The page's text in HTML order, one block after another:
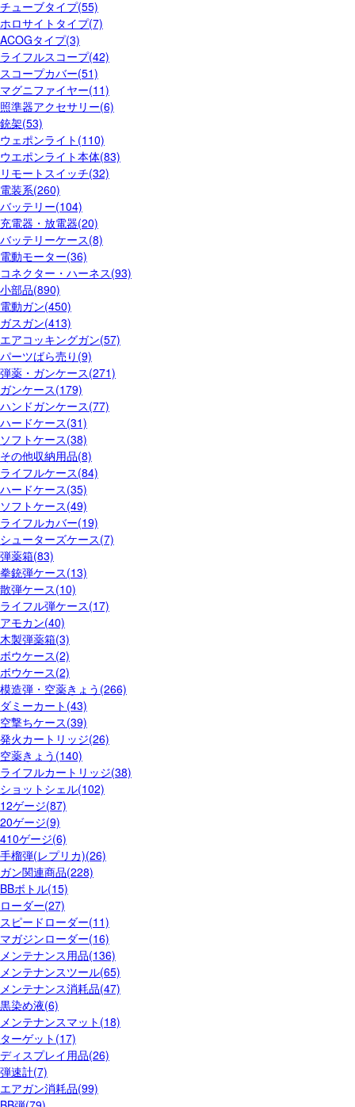
チューブタイプ(55)
ホロサイトタイプ(7)
ACOGタイプ(3)
ライフルスコープ(42)
スコープカバー(51)
マグニファイヤー(11)
照準器アクセサリー(6)
銃架(53)
ウェポンライト(110)
ウエポンライト本体(83)
リモートスイッチ(32)
電装系(260)
バッテリー(104)
充電器・放電器(20)
バッテリーケース(8)
電動モーター(36)
コネクター・ハーネス(93)
小部品(890)
電動ガン(450)
ガスガン(413)
エアコッキングガン(57)
パーツばら売り(9)
弾薬・ガンケース(271)
ガンケース(179)
ハンドガンケース(77)
ハードケース(31)
ソフトケース(38)
その他収納用品(8)
ライフルケース(84)
ハードケース(35)
ソフトケース(49)
ライフルカバー(19)
シューターズケース(7)
弾薬箱(83)
拳銃弾ケース(13)
散弾ケース(10)
ライフル弾ケース(17)
アモカン(40)
木製弾薬箱(3)
ボウケース(2)
ボウケース(2)
模造弾・空薬きょう(266)
ダミーカート(43)
空撃ちケース(39)
発火カートリッジ(26)
空薬きょう(140)
ライフルカートリッジ(38)
ショットシェル(102)
12ゲージ(87)
20ゲージ(9)
410ゲージ(6)
手榴弾(レプリカ)(26)
ガン関連商品(228)
BBボトル(15)
ローダー(27)
スピードローダー(11)
マガジンローダー(16)
メンテナンス用品(136)
メンテナンスツール(65)
メンテナンス消耗品(47)
黒染め液(6)
メンテナンスマット(18)
ターゲット(17)
ディスプレイ用品(26)
弾速計(7)
エアガン消耗品(99)